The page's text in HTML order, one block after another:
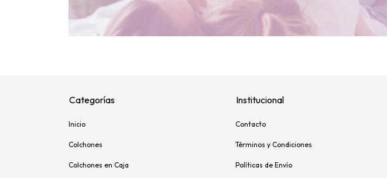
Categorías
Inicio
Colchones
Colchones en Caja
Institucional
Contacto
Términos y Condiciones
Políticas de Envío